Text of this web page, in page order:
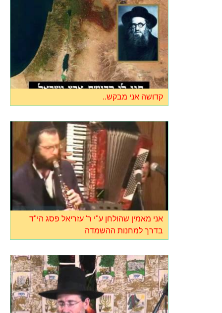
קדושה אני מבקש..
אני מאמין שהולחן ע"י ר' עזריאל פסג הי"ד
בדרך למחנות ההשמדה